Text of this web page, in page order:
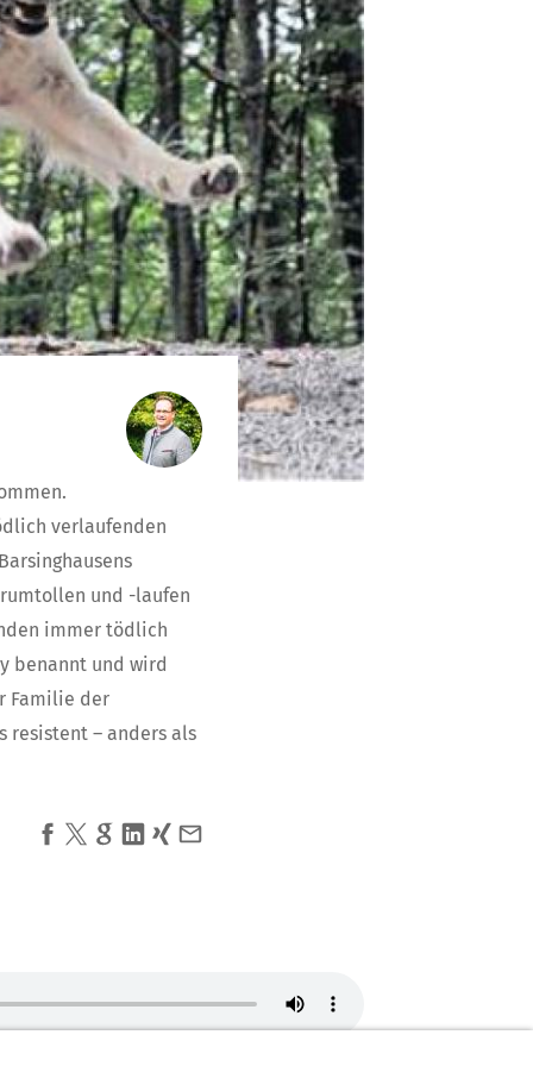
verlaufenden
und -laufen
immer tödlich
benannt und wird
Familie der
resistent – anders als